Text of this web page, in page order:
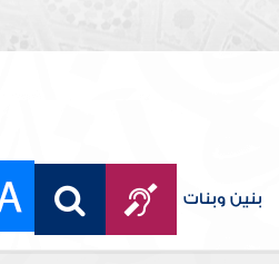
بنين وبنات